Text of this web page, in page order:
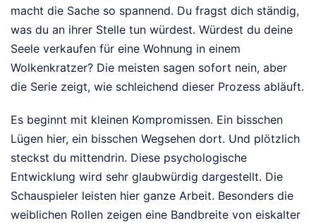
macht die Sache so spannend. Du fragst dich ständig,
was du an ihrer Stelle tun würdest. Würdest du deine
Seele verkaufen für eine Wohnung in einem
Wolkenkratzer? Die meisten sagen sofort nein, aber
die Serie zeigt, wie schleichend dieser Prozess abläuft.
Es beginnt mit kleinen Kompromissen. Ein bisschen
Lügen hier, ein bisschen Wegsehen dort. Und plötzlich
steckst du mittendrin. Diese psychologische
Entwicklung wird sehr glaubwürdig dargestellt. Die
Schauspieler leisten hier ganze Arbeit. Besonders die
weiblichen Rollen zeigen eine Bandbreite von eiskalter